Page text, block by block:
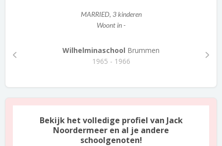
MARRIED, 3 kinderen
Woont in -
Wilhelminaschool Brummen
1965 - 1966
Bekijk het volledige profiel van Jack
Noordermeer en al je andere
schoolgenoten!